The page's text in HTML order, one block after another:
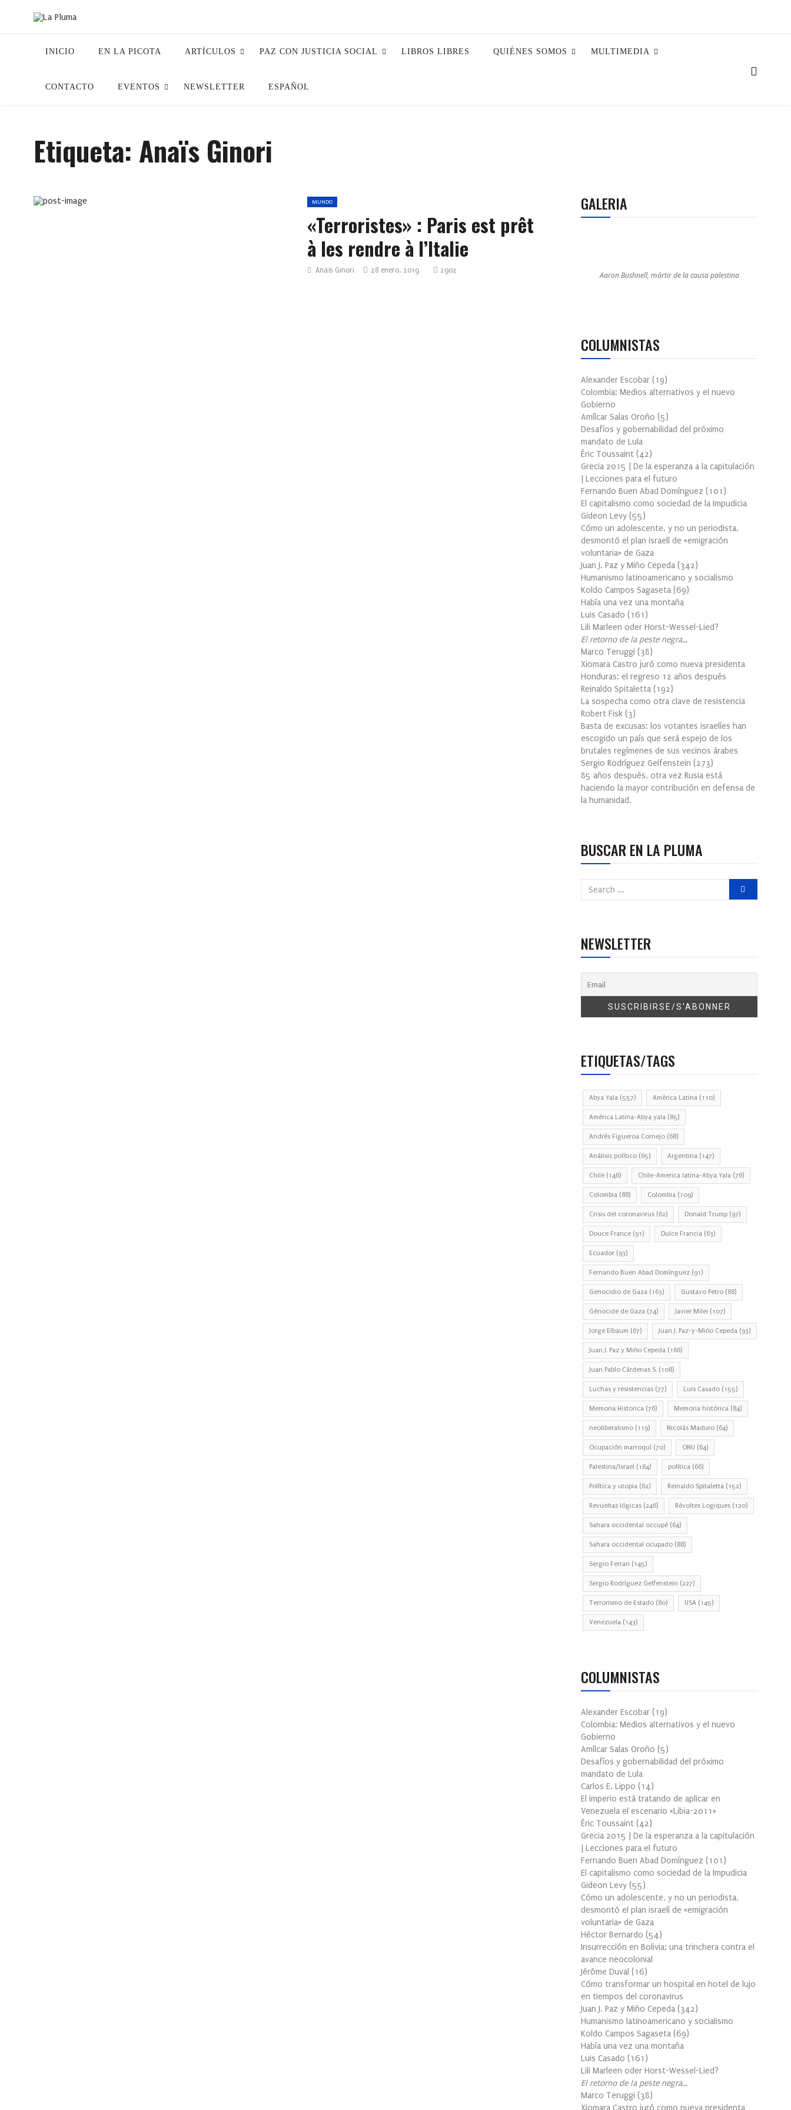
INICIO EN LA PICOTA ARTÍCULOS PAZ CON JUSTICIA SOCIAL LIBROS LIBRES QUIÉNES SOMOS MULTIMEDIA
CONTACTO EVENTOS NEWSLETTER ESPAÑOL
Etiqueta: Anaïs Ginori
MUNDO
«Terroristes» : Paris est prêt
à les rendre à l’Italie
Anaïs Ginori 28 enero, 2019 2902
GALERIA
Aaron Bushnell, mártir de la causa palestina
COLUMNISTAS
Alexander Escobar (19)
Colombia: Medios alternativos y el nuevo
Gobierno
Amílcar Salas Oroño (5)
Desafíos y gobernabilidad del próximo
mandato de Lula
Éric Toussaint (42)
Grecia 2015 | De la esperanza a la capitulación
| Lecciones para el futuro
Fernando Buen Abad Domínguez (101 )
El capitalismo como sociedad de la Impudicia
Gideon Levy (55)
Cómo un adolescente, y no un periodista,
desmontó el plan israelí de «emigración
voluntaria» de Gaza
Juan J. Paz y Miño Cepeda (342)
Humanismo latinoamericano y socialismo
Koldo Campos Sagaseta (69)
Había una vez una montaña
Luis Casado (161 )
Lili Marleen oder Horst-Wessel-Lied?
El retorno de la peste negra…
Marco Teruggi (38)
Xiomara Castro juró como nueva presidenta
Honduras: el regreso 12 años después
Reinaldo Spitaletta (192)
La sospecha como otra clave de resistencia
Robert Fisk (3)
Basta de excusas: los votantes israelíes han
escogido un país que será espejo de los
brutales regímenes de sus vecinos árabes
Sergio Rodríguez Gelfenstein (273)
85 años después, otra vez Rusia está
haciendo la mayor contribución en defensa de
la humanidad.
BUSCAR EN LA PLUMA
NEWSLETTER
ETIQUETAS/TAGS
Abya Yala (557) América Latina (110)
América Latina-Abya yala (85)
Andrés Figueroa Cornejo (68)
Análisis político (65) Argentina (147)
Chile (146) Chile-America latina-Abya Yala (76)
Colombia (88) Colombia (109)
Crisis del coronavirus (62) Donald Trump (97)
Douce France (91) Dulce Francia (63)
Ecuador (93)
Fernando Buen Abad Domínguez (91)
Genocidio de Gaza (163) Gustavo Petro (88)
Génocide de Gaza (74) Javier Milei (107)
Jorge Elbaum (67) Juan J. Paz-y-Miño Cepeda (93)
Juan J. Paz y Miño Cepeda (166)
Juan Pablo Cárdenas S. (108)
Luchas y resistencias (77) Luis Casado (155)
Memoria Historica (76) Memoria histórica (84)
neoliberalismo (119) Nicolás Maduro (64)
Ocupación marroquí (70) ONU (64)
Palestina/Israel (184) política (66)
Política y utopia (62) Reinaldo Spitaletta (152)
Revueltas lógicas (246) Révoltes Logiques (120)
Sahara occidental occupé (64)
Sahara occidental ocupado (88)
Sergio Ferrari (145)
Sergio Rodríguez Gelfenstein (227)
Terrorismo de Estado (80) USA (145)
Venezuela (143)
COLUMNISTAS
Alexander Escobar (19)
Colombia: Medios alternativos y el nuevo
Gobierno
Amílcar Salas Oroño (5)
Desafíos y gobernabilidad del próximo
mandato de Lula
Carlos E. Lippo (14)
El imperio está tratando de aplicar en
Venezuela el escenario «Libia-2011»
Éric Toussaint (42)
Grecia 2015 | De la esperanza a la capitulación
| Lecciones para el futuro
Fernando Buen Abad Domínguez (101 )
El capitalismo como sociedad de la Impudicia
Gideon Levy (55)
Cómo un adolescente, y no un periodista,
desmontó el plan israelí de «emigración
voluntaria» de Gaza
Héctor Bernardo (54)
Insurrección en Bolivia: una trinchera contra el
avance neocolonial
Jérôme Duval (16)
Cómo transformar un hospital en hotel de lujo
en tiempos del coronavirus
Juan J. Paz y Miño Cepeda (342)
Humanismo latinoamericano y socialismo
Koldo Campos Sagaseta (69)
Había una vez una montaña
Luis Casado (161 )
Lili Marleen oder Horst-Wessel-Lied?
El retorno de la peste negra…
Marco Teruggi (38)